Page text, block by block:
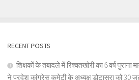
RECENT POSTS
शिक्षकों के तबादले में रिश्वतखोरी का 6 वर्ष पुराना
ने प्रदेश कांग्रेस कमेटी के अध्यक्ष डोटासरा को 30